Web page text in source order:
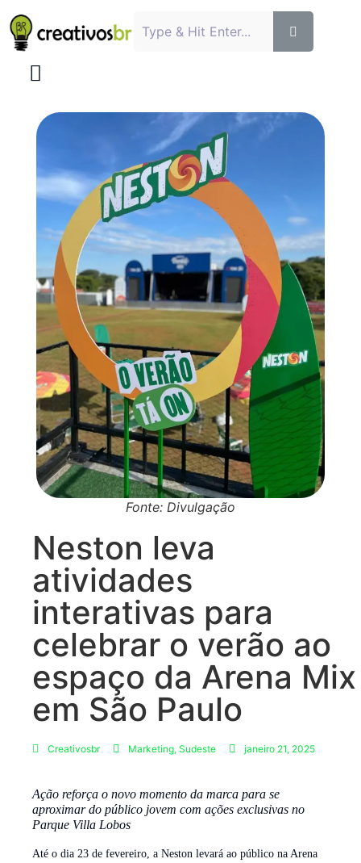
Fonte: Divulgação
Neston leva
atividades
interativas para
celebrar o verão ao
espaço da Arena Mix
em São Paulo
Creativosbr Marketing, Sudeste janeiro 21, 2025
Ação reforça o novo momento da marca para se
aproximar do público jovem com ações exclusivas no
Parque Villa Lobos
Até o dia 23 de fevereiro, a Neston levará ao público na Arena